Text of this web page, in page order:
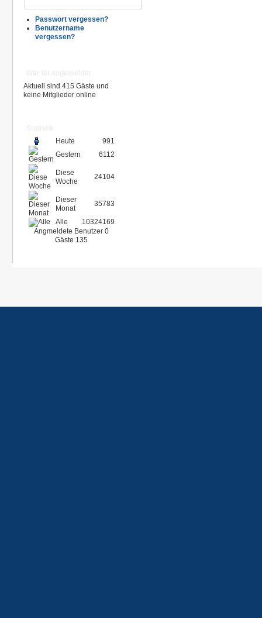
Passwort vergessen?
Benutzername
vergessen?
Aktuell sind 415 Gäste und
keine Mitglieder online
Heute
991
Gestern
6112
Diese
Woche
24104
Dieser
Monat
35783
Alle
10324169
Angmeldete Benutzer 0
Gäste 135